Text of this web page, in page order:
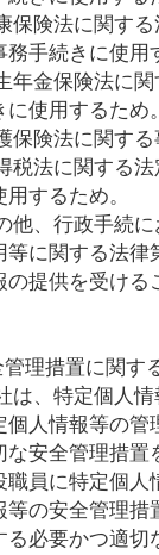
険法に関する
務手続きに使用
金保険法に関
に使用するため
険法に関する
法に関する法
するため。
、行政手続に
等に関する法律
の提供を受ける
理措置に関す
、特定個人情
個人情報等の管
な安全管理措置
職員に特定個
等の安全管理措
る必要かつ適切